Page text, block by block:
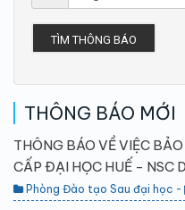
TÌM THÔNG BÁO
THÔNG BÁO MỚI
THÔNG BÁO VỀ VIỆC
CẤP ĐẠI HỌC HUẾ - NSC
Phòng Đào tạo Sau đại học -